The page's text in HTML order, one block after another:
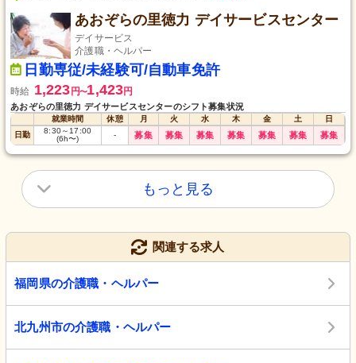
あおぞらの里徳力 デイサービスセンター
デイサービス
介護職・ヘルパー
日勤専従/未経験可/自動車免許
時給 1,223 円〜1,423円
あおぞらの里徳力 デイサービスセンターのシフト募集状況
就業時間 休憩 月 火 水 木 金 土
日
日勤
8:30～ 17:00
(6h〜)
- 募集 募集 募集 募集 募集 募集 募集
もっと見る
関連する求人
福岡県の介護職・ヘルパー
北九州市の介護職・ヘルパー